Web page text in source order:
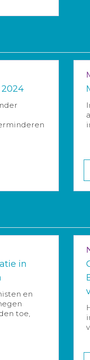
in
en
toe,